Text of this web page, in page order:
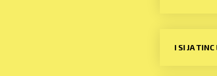
I SI JA TINC